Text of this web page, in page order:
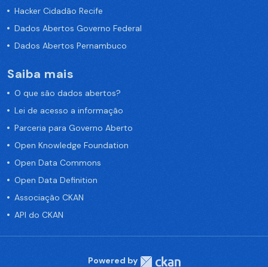
Hacker Cidadão Recife
Dados Abertos Governo Federal
Dados Abertos Pernambuco
Saiba mais
O que são dados abertos?
Lei de acesso a informação
Parceria para Governo Aberto
Open Knowledge Foundation
Open Data Commons
Open Data Definition
Associação CKAN
API do CKAN
Powered by